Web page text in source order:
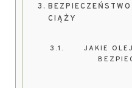
CIĄŻY
JAKIE